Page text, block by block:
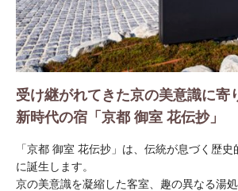
受け継がれてきた京の美意識に寄
新時代の宿「京都 御室 花伝抄」
「京都 御室 花伝抄」は、伝統が息づく歴
に誕生します。
京の美意識を凝縮した客室、趣の異なる湯